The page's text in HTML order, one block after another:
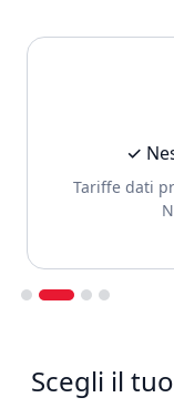
✓
Tariffe dati
Scegli il